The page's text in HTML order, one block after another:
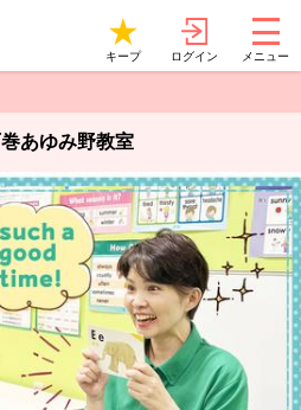
キープ ログイン メニュー
あゆみ野教室